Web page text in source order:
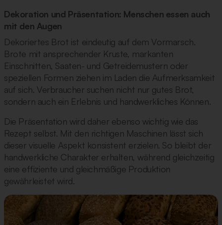
Dekoration und Präsentation: Menschen essen auch
mit den Augen
Dekoriertes Brot ist eindeutig auf dem Vormarsch.
Brote mit ansprechender Kruste, markanten
Einschnitten, Saaten- und Getreidemustern oder
speziellen Formen ziehen im Laden die Aufmerksamkeit
auf sich. Verbraucher suchen nicht nur gutes Brot,
sondern auch ein Erlebnis und handwerkliches Können.
Die Präsentation wird daher ebenso wichtig wie das
Rezept selbst. Mit den richtigen Maschinen lässt sich
dieser visuelle Aspekt konsistent erzielen. So bleibt der
handwerkliche Charakter erhalten, während gleichzeitig
eine effiziente und gleichmäßige Produktion
gewährleistet wird.